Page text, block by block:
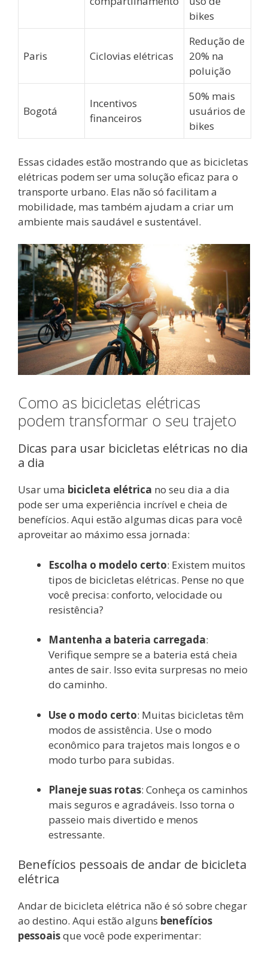
bikes
Paris Ciclovias elétricas
Redução de
20% na
poluição
Bogotá
Incentivos
financeiros
50% mais
usuários de
bikes
Essas cidades estão mostrando que as bicicletas
elétricas podem ser uma solução eficaz para o
transporte urbano. Elas não só facilitam a
mobilidade, mas também ajudam a criar um
ambiente mais saudável e sustentável.
Como as bicicletas elétricas
podem transformar o seu trajeto
Dicas para usar bicicletas elétricas no dia
a dia
Usar uma bicicleta elétrica no seu dia a dia
pode ser uma experiência incrível e cheia de
benefícios. Aqui estão algumas dicas para você
aproveitar ao máximo essa jornada:
Escolha o modelo certo: Existem muitos
tipos de bicicletas elétricas. Pense no que
você precisa: conforto, velocidade ou
resistência?
Mantenha a bateria carregada:
Verifique sempre se a bateria está cheia
antes de sair. Isso evita surpresas no meio
do caminho.
Use o modo certo: Muitas bicicletas têm
modos de assistência. Use o modo
econômico para trajetos mais longos e o
modo turbo para subidas.
Planeje suas rotas: Conheça os caminhos
mais seguros e agradáveis. Isso torna o
passeio mais divertido e menos
estressante.
Benefícios pessoais de andar de bicicleta
elétrica
Andar de bicicleta elétrica não é só sobre chegar
ao destino. Aqui estão alguns benefícios
pessoaisque você pode experimentar: